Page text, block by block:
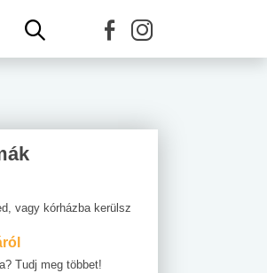
vagy kórházba kerülsz
Tudj meg többet!